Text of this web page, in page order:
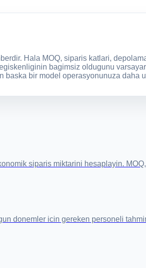
Hala MOQ, siparis katlari,
bagimsiz oldugunu
baska bir model operasyonunuza daha
siparis miktarini hesaplayin.
donemler icin gereken personeli